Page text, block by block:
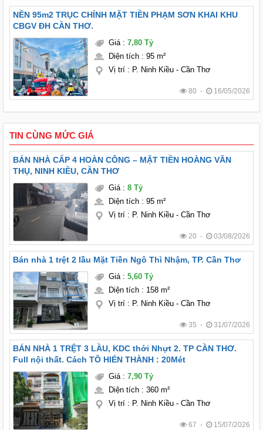
NỀN 95m2 TRỤC CHÍNH MẶT TIỀN PHẠM SƠN KHAI KHU
CBGV ĐH CẦN THƠ.
Giá: 7,80 Tỷ
Diện tích: 95 m²
Vị trí: P. Ninh Kiều - Cần Thơ
80 - 16/05/2026
TIN CÙNG MỨC GIÁ
BÁN NHÀ CẤP 4 HOÀN CÔNG – MẶT TIỀN HOÀNG VĂN
THỤ, NINH KIỀU, CẦN THƠ
Giá: 8 Tỷ
Diện tích: 95 m²
Vị trí: P. Ninh Kiều - Cần Thơ
20 - 03/08/2026
Bán nhà 1 trệt 2 lầu Mặt Tiền Ngô Thì Nhậm, TP. Cần Thơ
Giá: 5,60 Tỷ
Diện tích: 158 m²
Vị trí: P. Ninh Kiều - Cần Thơ
35 - 31/07/2026
BÁN NHÀ 1 TRỆT 3 LẦU, KDC thới Nhựt 2. TP CẦN THƠ.
Full nội thất. Cách TÔ HIÉN THÀNH : 20Mét
Giá: 7,90 Tỷ
Diện tích: 360 m²
Vị trí: P. Ninh Kiều - Cần Thơ
67 - 15/07/2026